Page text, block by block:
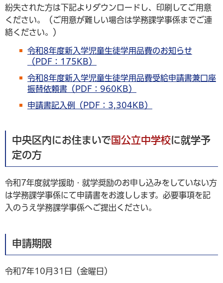
紛失された方は下記よりダウンロードし、印刷してご用意
ください。（ご用意が難しい場合は学務課学事係までご連
絡ください。）
令和8年度新入学児童生徒学用品費のお知らせ
（PDF：175KB）
令和8年度新入学児童生徒学用品費受給申請書兼口座
振替依頼書（PDF：960KB）
申請書記入例（PDF：3,304KB）
中央区内にお住まいで 国公立中学校に就学予
定の方
令和7年度就学援助・就学奨励のお申し込みをしていない方
は学務課学事係にて申請書をお渡しします。必要事項を記
入のうえ学務課学事係へご提出ください。
申請期限
令和7年10月31日（金曜日）